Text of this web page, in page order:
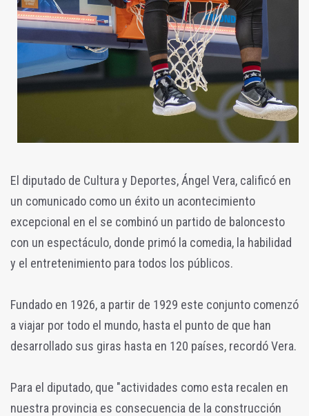
El diputado de Cultura y Deportes, Ángel Vera, calificó en
un comunicado como un éxito un acontecimiento
excepcional en el se combinó un partido de baloncesto
con un espectáculo, donde primó la comedia, la habilidad
y el entretenimiento para todos los públicos.
Fundado en 1926, a partir de 1929 este conjunto comenzó
a viajar por todo el mundo, hasta el punto de que han
desarrollado sus giras hasta en 120 países, recordó Vera.
Para el diputado, que "actividades como esta recalen en
nuestra provincia es consecuencia de la construcción